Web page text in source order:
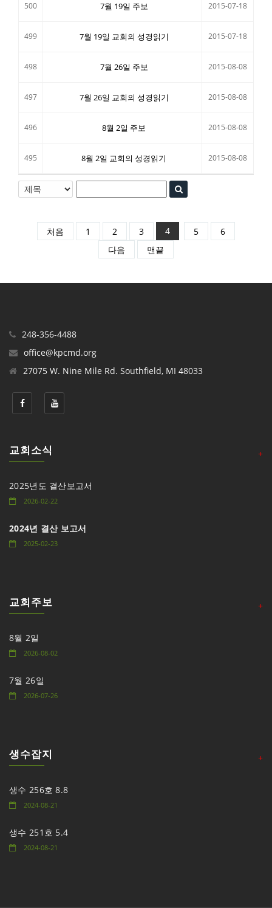
500 7월 19일 주보 2015-07-18
499 7월 19일 교회의 성경읽기 2015-07-18
498 7월 26일 주보 2015-08-08
497 7월 26일 교회의 성경읽기 2015-08-08
496 8월 2일 주보 2015-08-08
495 8월 2일 교회의 성경읽기 2015-08-08
처음 1 2 3 4 5
6
다음
맨끝
248-356-4488
office@kpcmd.org
27075 W. Nine Mile Rd. Southfield, MI 48033
교회소식 +
2025년도 결산보고서
2026-02-22
2024년 결산 보고서
2025-02-23
교회주보 +
8월 2일
2026-08-02
7월 26일
2026-07-26
생수잡지 +
생수 256호 8.8
2024-08-21
생수 251호 5.4
2024-08-21